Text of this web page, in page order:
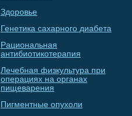
Здоровье
Генетика сахарного диабета
Рациональная
антибиотикотерапия
Лечебная физкультура при
операциях на органах
пищеварения
Пигментные опухоли